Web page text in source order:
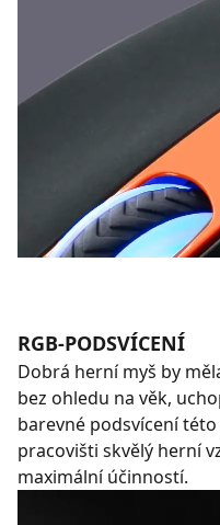
RGB-PODSVÍCENÍ
Dobrá herní myš by
bez ohledu na věk,
barevné podsvícení
pracovišti skvělý herní
maximální účinností.